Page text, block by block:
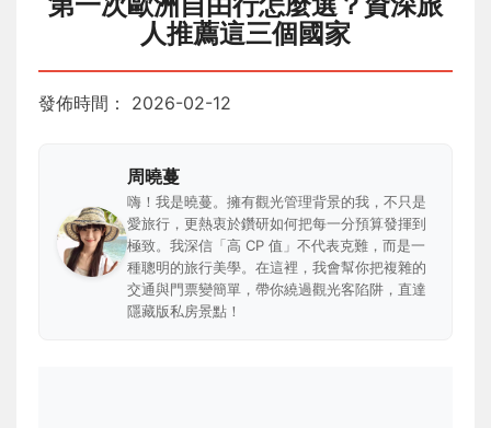
人推薦這三個國家
發佈時間： 2026-02-12
周曉蔓
嗨！我是曉蔓。擁有觀光管理背景的我，不只是
愛旅行，更熱衷於鑽研如何把每一分預算發揮到
極致。我深信「高 CP 值」不代表克難，而是一
種聰明的旅行美學。在這裡，我會幫你把複雜的
交通與門票變簡單，帶你繞過觀光客陷阱，直達
隱藏版私房景點！